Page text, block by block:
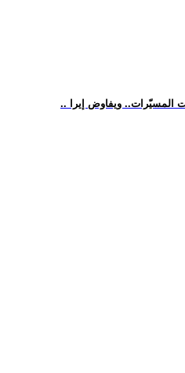
المسيّرات.. ويفاوض إيرا